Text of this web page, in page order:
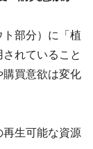
部分）に「植
れていること
買意欲は変化
生可能な資源